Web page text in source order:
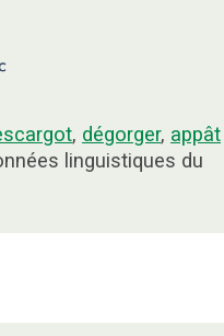
, dégorger, appât
linguistiques du